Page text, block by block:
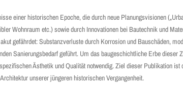
einer historischen Epoche, die durch neue Planungsvisionen
Wohnraum etc.) sowie durch Innovationen bei Bautechnik und
gefährdet: Substanzverluste durch Korrosion und Bauschäden,
Sanierungsbedarf geführt. Um das baugeschichtliche Erbe dieser
Ästhetik und Qualität notwendig. Ziel dieser Publikation
unserer jüngeren historischen Vergangenheit.